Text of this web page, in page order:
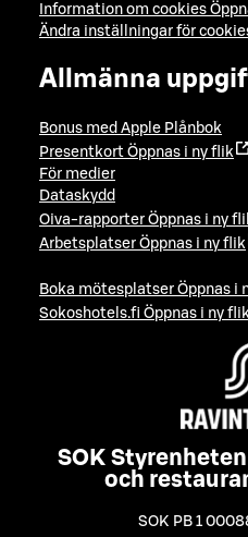
Information om cookies
Ändra inställningar för
Allmänna
Bonus med Apple Plånbok
Presentkort Öppnas i ny flik
För medier
Dataskydd
Oiva-rapporter Öppnas i ny
Arbetsplatser Öppnas i ny flik
Boka mötesplatser Öppnas i
Sokoshotels.fi Öppnas i ny flik
SOK
och
SOK PB 1